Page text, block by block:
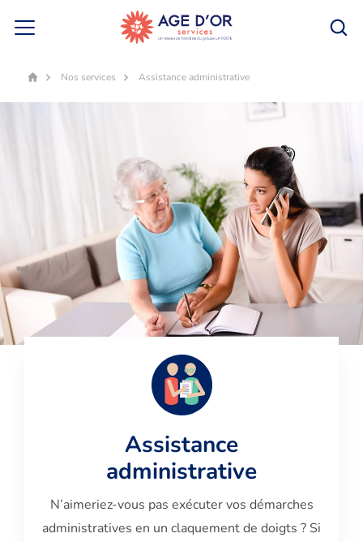
AccueilNos services Assistance administrative
Assistance
administrative
N’aimeriez-vous pas exécuter vos démarches
administratives en un claquement de doigts ? Si